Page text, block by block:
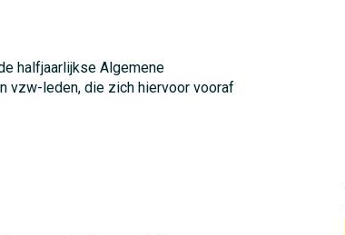
halfjaarlijkse Algemene
vzw-leden, die zich hiervoor vooraf